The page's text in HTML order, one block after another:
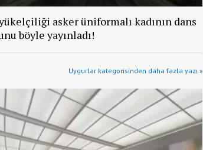
asker üniformalı kadının dans
böyle yayınladı!
Uygurlar kategorisinden daha fazla yazı »